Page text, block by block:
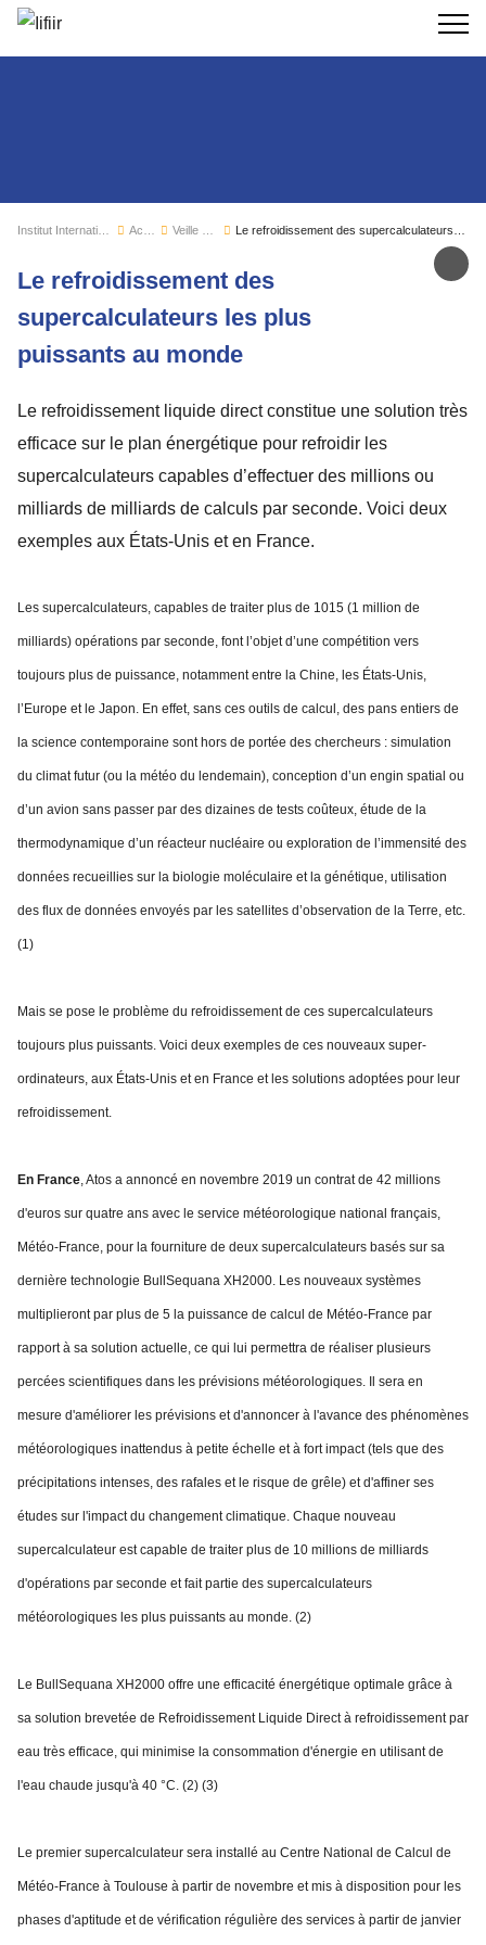
Le refroidissement des
supercalculateurs les plus
puissants au monde
Le refroidissement liquide direct constitue une solution très
efficace sur le plan énergétique pour refroidir les
supercalculateurs capables d’effectuer des millions ou
milliards de milliards de calculs par seconde. Voici deux
exemples aux États-Unis et en France.
Les supercalculateurs, capables de traiter plus de 1015 (1 million de
milliards) opérations par seconde, font l’objet d’une compétition vers
toujours plus de puissance, notamment entre la Chine, les États-Unis,
l’Europe et le Japon. En effet, sans ces outils de calcul, des pans entiers de
la science contemporaine sont hors de portée des chercheurs : simulation
du climat futur (ou la météo du lendemain), conception d’un engin spatial ou
d’un avion sans passer par des dizaines de tests coûteux, étude de la
thermodynamique d’un réacteur nucléaire ou exploration de l’immensité des
données recueillies sur la biologie moléculaire et la génétique, utilisation
des flux de données envoyés par les satellites d’observation de la Terre, etc.
(1)
Mais se pose le problème du refroidissement de ces supercalculateurs
toujours plus puissants. Voici deux exemples de ces nouveaux super-
ordinateurs, aux États-Unis et en France et les solutions adoptées pour leur
refroidissement.
En France, Atos a annoncé en novembre 2019 un contrat de 42 millions
d'euros sur quatre ans avec le service météorologique national français,
Météo-France, pour la fourniture de deux supercalculateurs basés sur sa
dernière technologie BullSequana XH2000. Les nouveaux systèmes
multiplieront par plus de 5 la puissance de calcul de Météo-France par
rapport à sa solution actuelle, ce qui lui permettra de réaliser plusieurs
percées scientifiques dans les prévisions météorologiques. Il sera en
mesure d'améliorer les prévisions et d'annoncer à l'avance des phénomènes
météorologiques inattendus à petite échelle et à fort impact (tels que des
précipitations intenses, des rafales et le risque de grêle) et d'affiner ses
études sur l'impact du changement climatique. Chaque nouveau
supercalculateur est capable de traiter plus de 10 millions de milliards
d'opérations par seconde et fait partie des supercalculateurs
météorologiques les plus puissants au monde. (2)
Le BullSequana XH2000 offre une efficacité énergétique optimale grâce à
sa solution brevetée de Refroidissement Liquide Direct à refroidissement par
eau très efficace, qui minimise la consommation d'énergie en utilisant de
l'eau chaude jusqu'à 40 °C. (2) (3)
Le premier supercalculateur sera installé au Centre National de Calcul de
Météo-France à Toulouse à partir de novembre et mis à disposition pour les
phases d'aptitude et de vérification régulière des services à partir de janvier